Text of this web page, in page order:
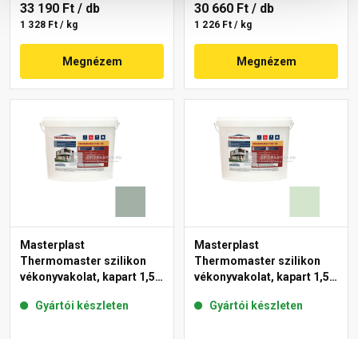
33 190 Ft / db
1 328 Ft / kg
Megnézem
30 660 Ft / db
1 226 Ft / kg
Megnézem
Masterplast
Thermomaster szilikon
vékonyvakolat, kapart 1,5
Gyártói készleten
Masterplast
Thermomaster szilikon
vékonyvakolat, kapart 1,5
Gyártói készleten